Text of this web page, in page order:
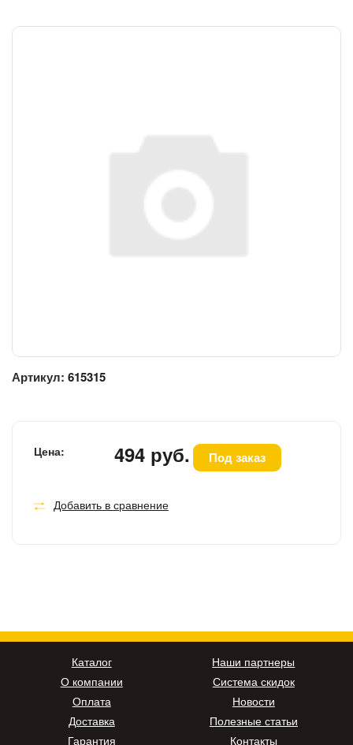
Артикул: 615315
Цена: 494 руб. Под заказ
Добавить в сравнение
Каталог
О компании
Оплата
Доставка
Гарантия
Наши партнеры
Система скидок
Новости
Полезные статьи
Контакты